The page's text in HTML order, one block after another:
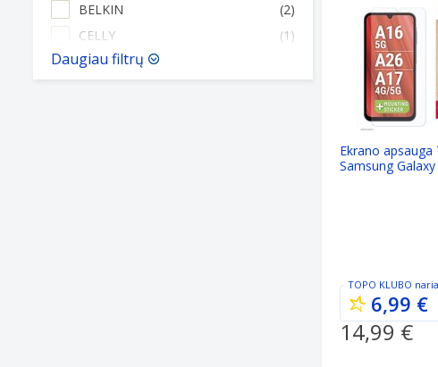
BELKIN
(2)
CELLY
(1)
Daugiau filtrų
Ekrano apsauga
Samsung
TOPO KLUBO
6,99 €
14,99 €